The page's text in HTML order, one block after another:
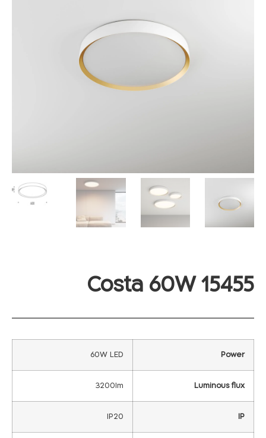
Costa 60W 15455
Power
60W LED
Luminous flux
3200lm
IP
IP20